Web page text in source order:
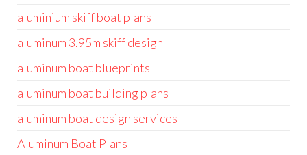
aluminium skiff boat plans
aluminum 3.95m skiff design
aluminum boat blueprints
aluminum boat building plans
aluminum boat design services
Aluminum Boat Plans